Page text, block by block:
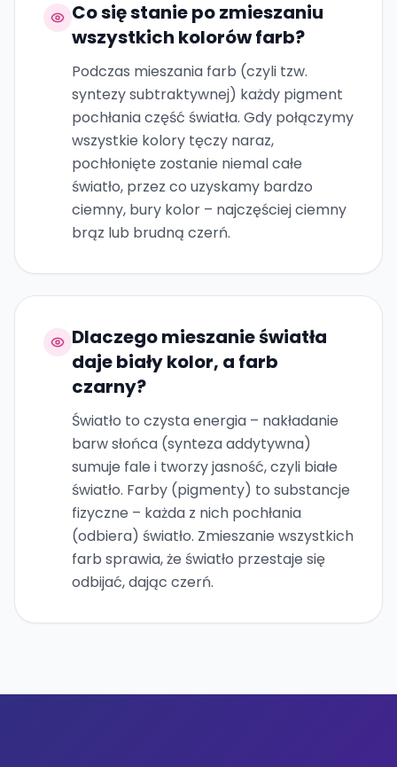
Co się stanie po zmieszaniu
wszystkich kolorów farb?
Podczas mieszania farb (czyli tzw.
syntezy subtraktywnej) każdy pigment
pochłania część światła. Gdy połączymy
wszystkie kolory tęczy naraz,
pochłonięte zostanie niemal całe
światło, przez co uzyskamy bardzo
ciemny, bury kolor – najczęściej ciemny
brąz lub brudną czerń.
Dlaczego mieszanie światła
daje biały kolor, a farb
czarny?
Światło to czysta energia – nakładanie
barw słońca (synteza addytywna)
sumuje fale i tworzy jasność, czyli białe
światło. Farby (pigmenty) to substancje
fizyczne – każda z nich pochłania
(odbiera) światło. Zmieszanie wszystkich
farb sprawia, że światło przestaje się
odbijać, dając czerń.